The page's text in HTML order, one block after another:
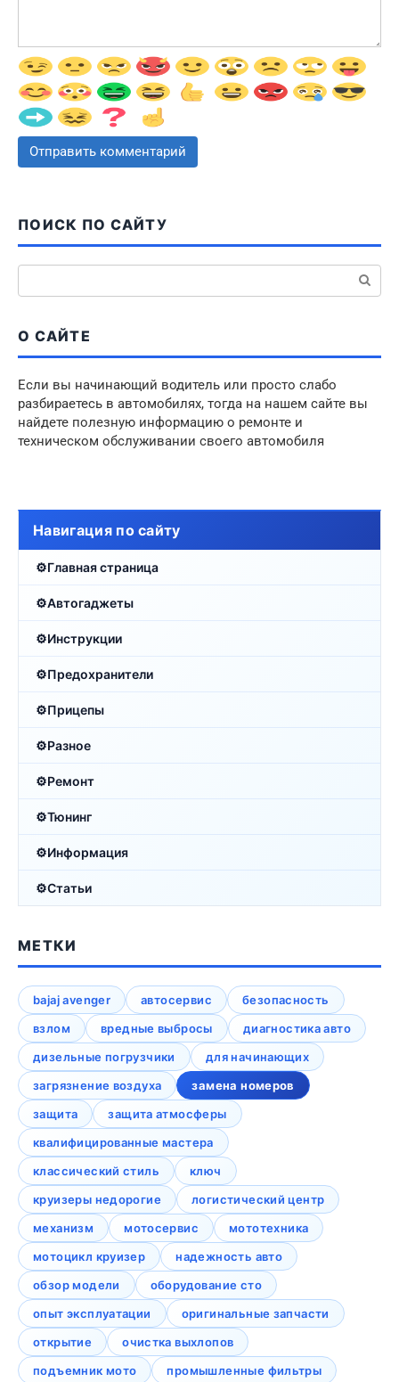
ПОИСК ПО САЙТУ
Поиск:
О САЙТЕ
Если вы начинающий водитель или просто слабо
разбираетесь в автомобилях, тогда на нашем сайте вы
найдете полезную информацию о ремонте и
техническом обслуживании своего автомобиля
Навигация по сайту
Главная страница
Автогаджеты
Инструкции
Предохранители
Прицепы
Разное
Ремонт
Тюнинг
Информация
Статьи
МЕТКИ
bajaj avenger автосервис
безопасность
взлом
вредные выбросы
диагностика авто
дизельные погрузчики
для начинающих
загрязнение воздуха
замена номеров
защита
защита атмосферы
квалифицированные мастера
классический стиль
ключ
круизеры недорогие
логистический центр
механизм
мотосервис
мототехника
мотоцикл круизер
надежность авто
обзор модели
оборудование сто
опыт эксплуатации
оригинальные запчасти
открытие
очистка выхлопов
подъемник мото
промышленные фильтры